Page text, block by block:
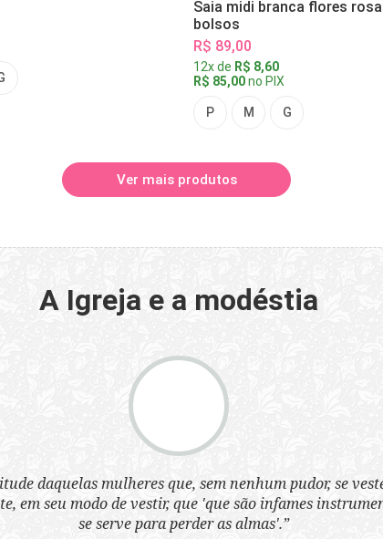
Saia midi branca flores
bolsos
R$ 89,00
12x de R$ 8,60
R$ 85,00no PIX
P M G
Ver mais produtos
A Igreja e a modéstia
daquelas mulheres que, sem nenhum pudor, se
em seu modo de vestir, que 'que são infames
se serve para perder as almas'.”